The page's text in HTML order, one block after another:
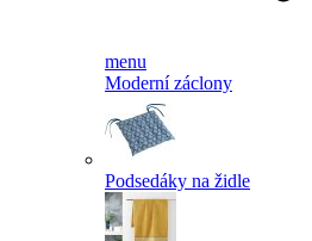
menu
Moderní záclony
Podsedáky na židle